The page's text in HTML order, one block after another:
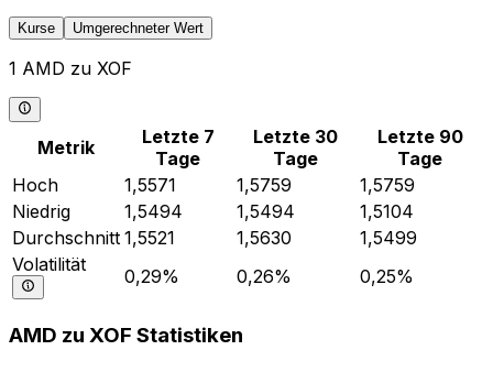
Kurse Umgerechneter Wert
1 AMD zu XOF
Metrik
Letzte 7
Tage
Letzte 30
Tage
Letzte 90
Tage
Hoch
1,5571 1,5759
1,5759
Niedrig
1,5494 1,5494
1,5104
Durchschnitt 1,5521 1,5630
1,5499
Volatilität
0,29% 0,26% 0,25%
AMD zu XOF Statistiken